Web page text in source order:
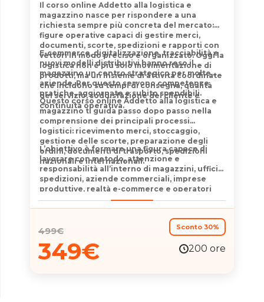
Il corso online Addetto alla logistica e
magazzino nasce per rispondere a una
richiesta sempre più concreta del mercato:
figure operative capaci di gestire merci,
documenti, scorte, spedizioni e rapporti con
vettori in modo preciso e organizzato. Oggi la
logistica non è più solo movimentazione di
prodotti, ma un insieme di attività coordinate
che incidono su tempi di consegna, qualità
del servizio, soddisfazione del cliente e
continuità operativa.
E-commerce, digitalizzazione, tracciabilità e
nuovi modelli distributivi hanno reso il
magazzino un centro strategico per molte
aziende. Per questo servono competenze
pratiche, aggiornate e subito spendibili.
Questo corso online Addetto alla logistica e
magazzino ti guida passo dopo passo nella
comprensione dei principali processi
logistici: ricevimento merci, stoccaggio,
gestione delle scorte, preparazione degli
ordini, documenti di trasporto, spedizioni
nazionali e internazionali.
L’obiettivo è formare una figura capace di
lavorare con metodo, attenzione e
responsabilità all’interno di magazzini, uffici
spedizioni, aziende commerciali, imprese
produttive, realtà e-commerce e operatori
logistici.
499€
349€
Sconto 30%
200 ore